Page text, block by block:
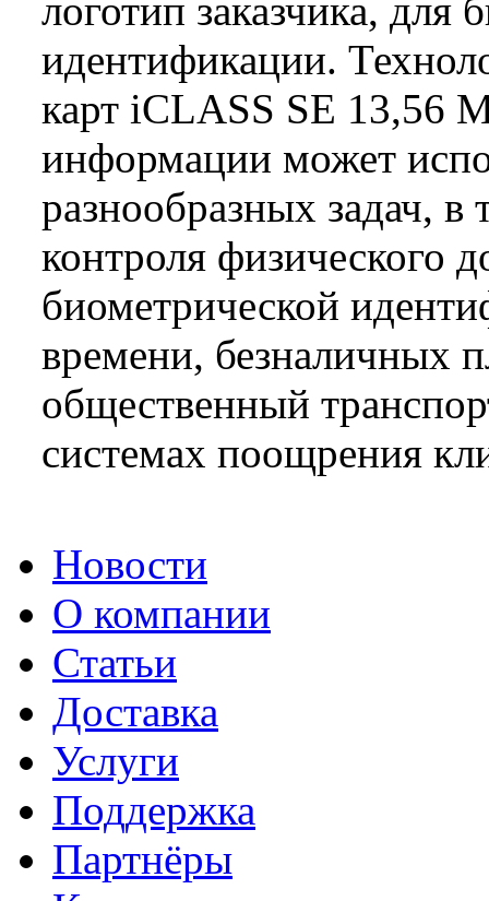
логотип заказчика, для
идентификации.
карт iCLASS SE 13,56
информации может
разнообразных задач, в
контроля физического
биометрической
времени, безналичных
общественный
системах поощрения
Новости
О компании
Статьи
Доставка
Услуги
Поддержка
Партнёры